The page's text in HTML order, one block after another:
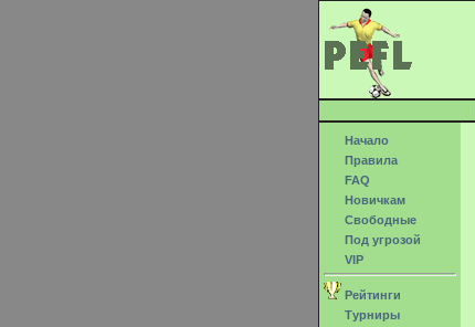
Начало
Правила
FAQ
Новичкам
Свободные
Под угрозой
VIP
Рейтинги
Турниры